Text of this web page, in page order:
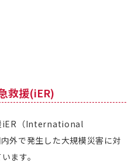
救援(iER)
iER（International
外で発生した大規模災害に対
ます。